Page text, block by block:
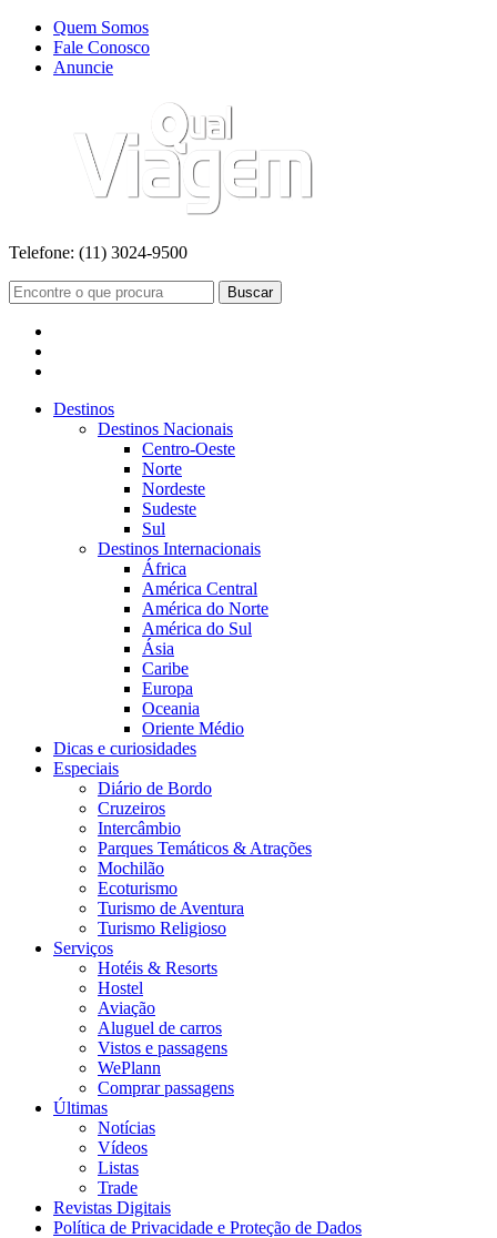
Quem Somos
Fale Conosco
Anuncie
Telefone: (11) 3024-9500
Buscar
Destinos
Destinos Nacionais
Centro-Oeste
Norte
Nordeste
Sudeste
Sul
Destinos Internacionais
África
América Central
América do Norte
América do Sul
Ásia
Caribe
Europa
Oceania
Oriente Médio
Dicas e curiosidades
Especiais
Diário de Bordo
Cruzeiros
Intercâmbio
Parques Temáticos & Atrações
Mochilão
Ecoturismo
Turismo de Aventura
Turismo Religioso
Serviços
Hotéis & Resorts
Hostel
Aviação
Aluguel de carros
Vistos e passagens
WePlann
Comprar passagens
Últimas
Notícias
Vídeos
Listas
Trade
Revistas Digitais
Política de Privacidade e Proteção de Dados